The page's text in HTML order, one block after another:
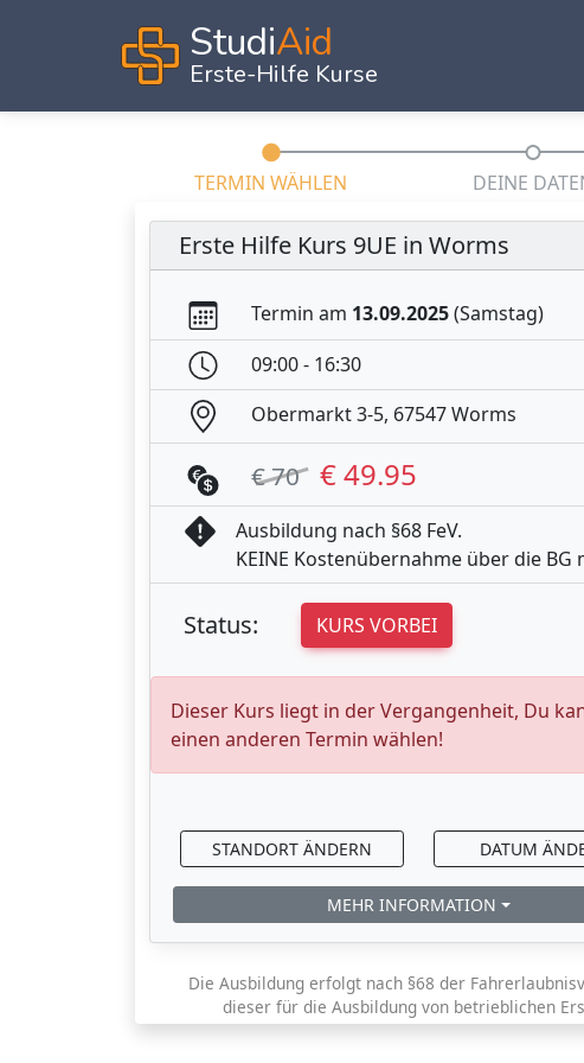
StudiAid
Erste-Hilfe Kurse
TERMIN WÄHLEN DEINE
Erste Hilfe Kurs 9UE in Worms
Termin am 13.09.2025(Samstag)
09:00 - 16:30
Obermarkt 3-5, 67547 Worms
€ 70 € 49.95
Ausbildung nach §68 FeV.
KEINE Kostenübernahme über die BG
Status: KURS VORBEI
Dieser Kurs liegt in der Vergangenheit, Du
einen anderen Termin wählen!
STANDORT ÄNDERN DATUM
MEHR INFORMATION
Die Ausbildung erfolgt nach §68 der
dieser für die Ausbildung von betrieblichen